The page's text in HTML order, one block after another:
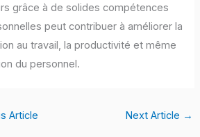
grâce à de solides compétences
peut contribuer à améliorer la
au travail, la productivité et même
du personnel.
Article Next Article →